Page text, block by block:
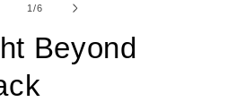
1/of
6
Beyond